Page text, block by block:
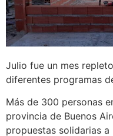
Julio fue un mes
diferentes programas
Más de 300 personas
provincia de Buenos
propuestas solidarias